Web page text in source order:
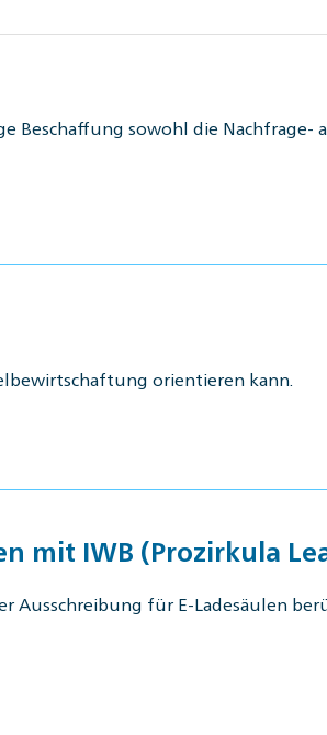
Beschaffung sowohl die Nachfrage-
orientieren kann.
mit IWB (Prozirkula
Ausschreibung für E-Ladesäulen